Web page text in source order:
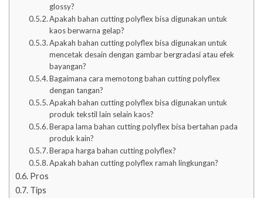
glossy?
Apakah bahan cutting polyflex bisa digunakan untuk
kaos berwarna gelap?
Apakah bahan cutting polyflex bisa digunakan untuk
mencetak desain dengan gambar bergradasi atau efek
bayangan?
Bagaimana cara memotong bahan cutting polyflex
dengan tangan?
Apakah bahan cutting polyflex bisa digunakan untuk
produk tekstil lain selain kaos?
Berapa lama bahan cutting polyflex bisa bertahan pada
produk kain?
Berapa harga bahan cutting polyflex?
Apakah bahan cutting polyflex ramah lingkungan?
Pros
Tips